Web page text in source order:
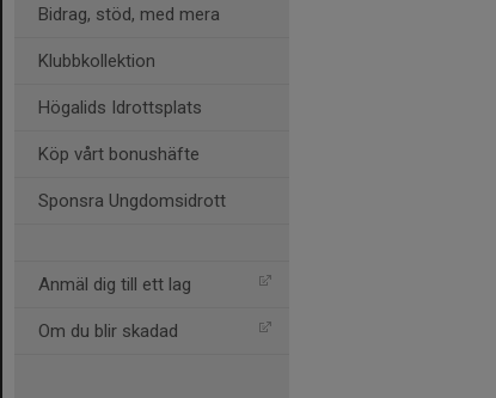
Bidrag, stöd, med mera
Klubbkollektion
Högalids Idrottsplats
Köp vårt bonushäfte
Sponsra Ungdomsidrott
Anmäl dig till ett lag
Om du blir skadad